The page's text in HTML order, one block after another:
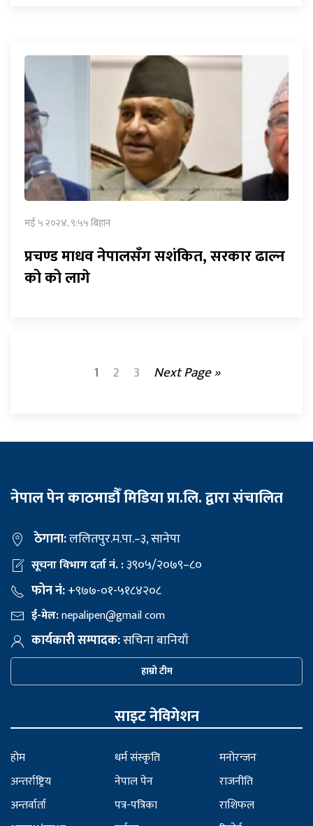
मई ५ २०२४, ९:५५ बिहान
प्रचण्ड माधव नेपालसँग सशंकित, सरकार ढाल्न
को को लागे
1 2 3 Next Page »
नेपाल पेन काठमाडौँ मिडिया प्रा.लि. द्वारा संचालित
ठेगाना:ललितपुर.म.पा.–३, सानेपा
सूचना विभाग दर्ता नं. :३९०५/२०७९–८०
फोन नं:+९७७-०१-५१८४२०८
ई-मेल:nepalipen@gmail com
कार्यकारी सम्पादक:सचिना बानियाँ
हाम्रो टीम
साइट नेविगेशन
होम
अन्तर्राष्ट्रिय
अन्तर्वार्ता
धर्म संस्कृति
नेपाल पेन
पत्र-पत्रिका
मनोरन्जन
राजनीति
राशिफल